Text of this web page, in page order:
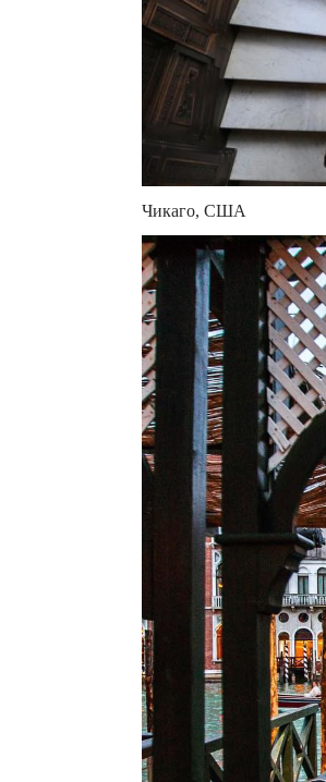
Чикаго, США